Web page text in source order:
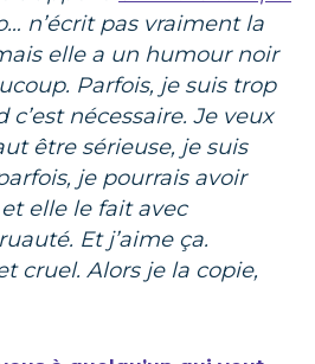
n’écrit pas vraiment la
elle a un humour noir
Parfois, je suis trop
c’est nécessaire. Je veux
être sérieuse, je suis
je pourrais avoir
elle le fait avec
Et j’aime ça.
cruel. Alors je la copie,